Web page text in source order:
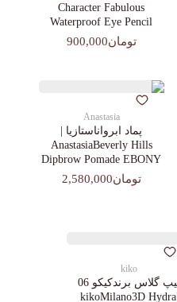
Character Fabulous
Waterproof Eye Pencil
تومان900,000
Anastasia
پماد ابرواناستازیا |
AnastasiaBeverly Hills
Dipbrow Pomade EBONY
تومان2,580,000
kiko
لیپ گلاس‌ برندکیکو 06
|kikoMilano3D Hydra